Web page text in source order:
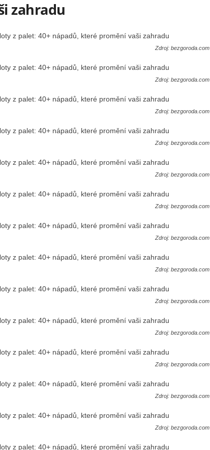
zahradu
Zdroj: bezgoroda.com
Zdroj: bezgoroda.com
Zdroj: bezgoroda.com
Zdroj: bezgoroda.com
Zdroj: bezgoroda.com
Zdroj: bezgoroda.com
Zdroj: bezgoroda.com
Zdroj: bezgoroda.com
Zdroj: bezgoroda.com
Zdroj: bezgoroda.com
Zdroj: bezgoroda.com
Zdroj: bezgoroda.com
Zdroj: bezgoroda.com